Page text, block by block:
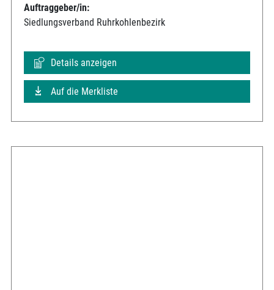
Auftraggeber/in:
Siedlungsverband Ruhrkohlenbezirk
Details anzeigen
Auf die Merkliste